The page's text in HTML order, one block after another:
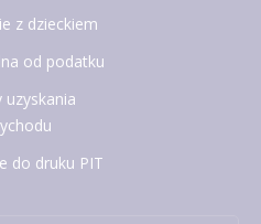
z dzieckiem
od podatku
uzyskania
do druku PIT